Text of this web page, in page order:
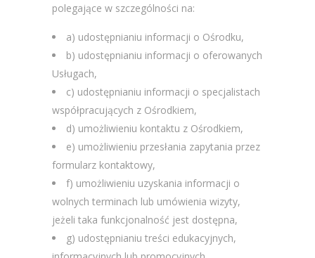
polegające w szczególności na:
a) udostępnianiu informacji o Ośrodku,
b) udostępnianiu informacji o oferowanych
Usługach,
c) udostępnianiu informacji o specjalistach
współpracujących z Ośrodkiem,
d) umożliwieniu kontaktu z Ośrodkiem,
e) umożliwieniu przesłania zapytania przez
formularz kontaktowy,
f) umożliwieniu uzyskania informacji o
wolnych terminach lub umówienia wizyty,
jeżeli taka funkcjonalność jest dostępna,
g) udostępnianiu treści edukacyjnych,